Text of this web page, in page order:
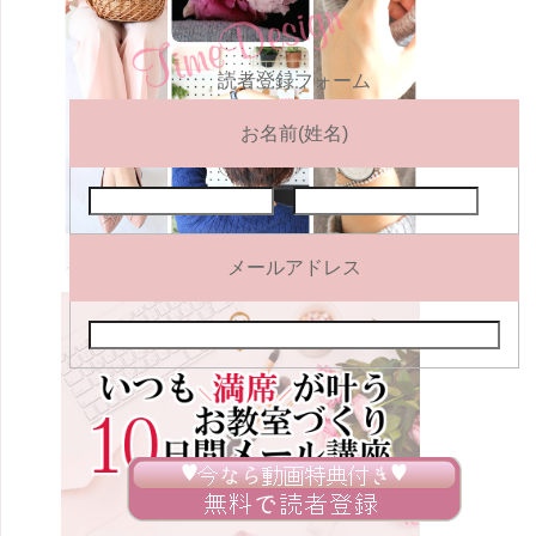
読者登録フォーム
お名前(姓名)
メールアドレス